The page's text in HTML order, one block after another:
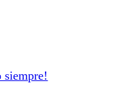
siempre!